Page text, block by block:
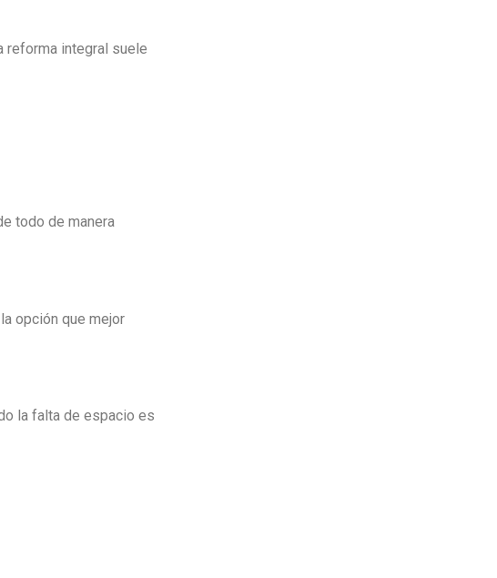
reforma integral suele
todo de manera
opción que mejor
la falta de espacio es